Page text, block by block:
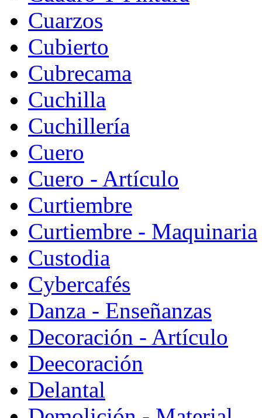
Cuarzos
Cubierto
Cubrecama
Cuchilla
Cuchillería
Cuero
Cuero - Artículo
Curtiembre
Curtiembre - Maquinaria
Custodia
Cybercafés
Danza - Enseñanzas
Decoración - Artículo
Deecoración
Delantal